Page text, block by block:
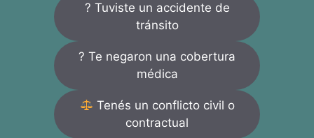
? Tuviste un accidente de
tránsito
? Te negaron una cobertura
médica
Tenés un conflicto civil o
contractual